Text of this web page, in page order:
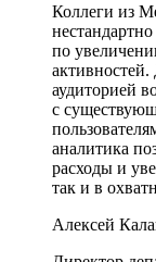
Коллеги из
по
аудиторией
с
аналитика
расходы и
так и в
Алексей